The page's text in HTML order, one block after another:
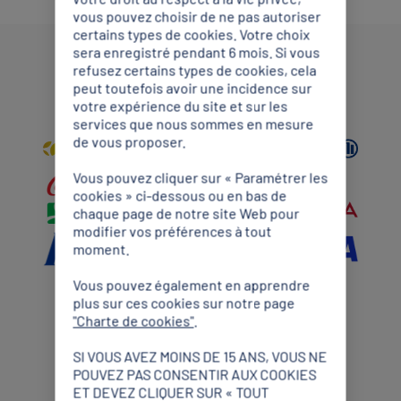
Partenaires Mondiaux
Partenaires Premium
vous pouvez choisir de ne pas autoriser
certains types de cookies. Votre choix
sera enregistré pendant 6 mois. Si vous
refusez certains types de cookies, cela
peut toutefois avoir une incidence sur
votre expérience du site et sur les
services que nous sommes en mesure
de vous proposer.
Vous pouvez cliquer sur « Paramétrer les
cookies » ci-dessous ou en bas de
chaque page de notre site Web pour
modifier vos préférences à tout
moment.
Vous pouvez également en apprendre
plus sur ces cookies sur notre page
"Charte de cookies".
SI VOUS AVEZ MOINS DE 15 ANS, VOUS NE
POUVEZ PAS CONSENTIR AUX COOKIES
ET DEVEZ CLIQUER SUR « TOUT